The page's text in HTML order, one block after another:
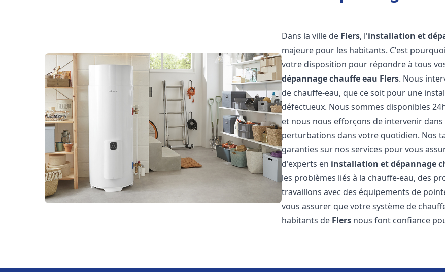
Dans la ville de Flers, l'installation et
majeure pour les habitants. C'est
votre disposition pour répondre à tous
dépannage chauffe eau Flers. Nous
de chauffe-eau, que ce soit pour une
défectueux. Nous sommes disponibles
et nous nous efforçons de intervenir
perturbations dans votre quotidien. Nos
garanties sur nos services pour vous
d'experts en installation et dépannage
les problèmes liés à la chauffe-eau, des
travaillons avec des équipements de
vous assurer que votre système de
habitants de Flers nous font confiance